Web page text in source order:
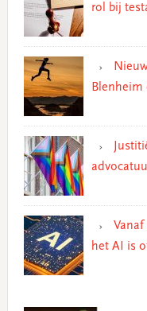
rol bij
Blenheim
het AI is